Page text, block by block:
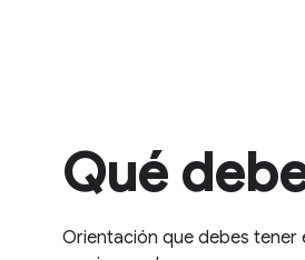
Qué
Orientación que debes tener